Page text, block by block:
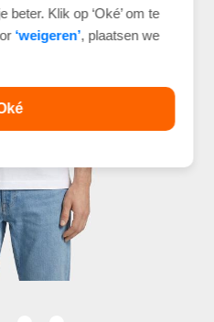
beter. Klik op ‘Oké’ om te
‘weigeren’, plaatsen we